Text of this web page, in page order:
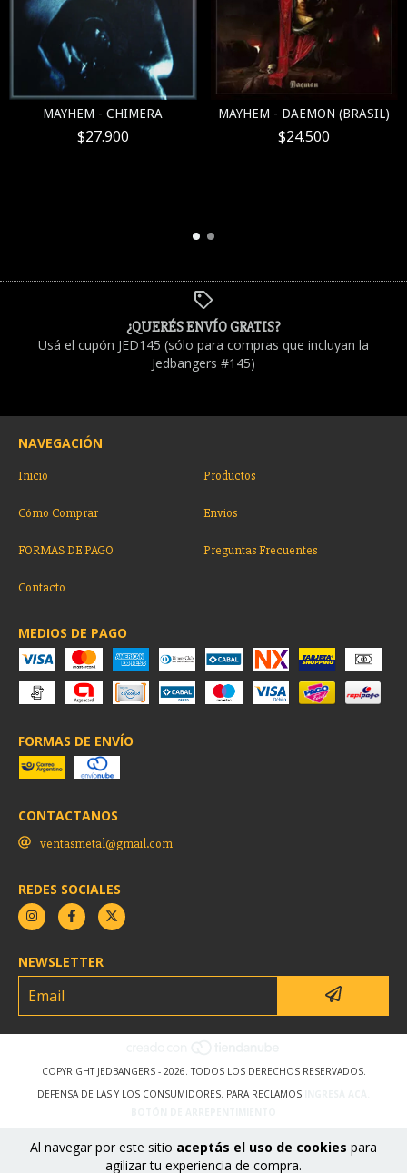
Al navegar por este sitio aceptás el uso de cookies para
agilizar tu experiencia de compra.
MAYHEM - CHIMERA
$27.900
MAYHEM - DAEMON (BRASIL)
$24.500
¿QUERÉS ENVÍO GRATIS?
Usá el cupón JED145 (sólo para compras que incluyan la
Jedbangers #145)
NAVEGACIÓN
Inicio Productos
Cómo Comprar Envios
FORMAS DE PAGO Preguntas Frecuentes
Contacto
MEDIOS DE PAGO
FORMAS DE ENVÍO
CONTACTANOS
ventasmetal@gmail.com
REDES SOCIALES
NEWSLETTER
COPYRIGHT JEDBANGERS - 2026. TODOS LOS DERECHOS RESERVADOS.
DEFENSA DE LAS Y LOS CONSUMIDORES. PARA RECLAMOS